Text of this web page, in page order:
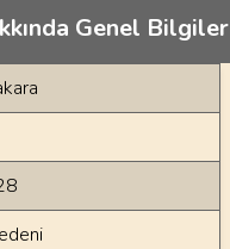
Genel Bilgiler